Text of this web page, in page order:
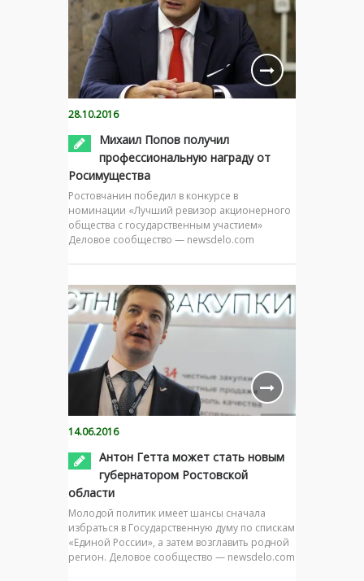
28.10.2016
Михаил Попов получил
профессиональную награду от
Росимущества
Ростовчанин победил в конкурсе в
номинации «Лучший ревизор акционерного
общества с государственным участием»
Деловое сообщество — newsdelo.com
14.06.2016
Антон Гетта может стать новым
губернатором Ростовской
области
Молодой политик имеет шансы сначала
избраться в Государственную думу по спискам
«Единой России», а затем возглавить родной
регион. Деловое сообщество — newsdelo.com